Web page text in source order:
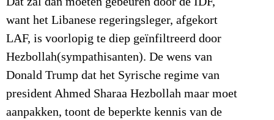
want het Libanese regeringsleger, afgekort
LAF, is voorlopig te diep geïnfiltreerd door
Hezbollah(sympathisanten). De wens van
Donald Trump dat het Syrische regime van
president Ahmed Sharaa Hezbollah maar moet
aanpakken, toont de beperkte kennis van de